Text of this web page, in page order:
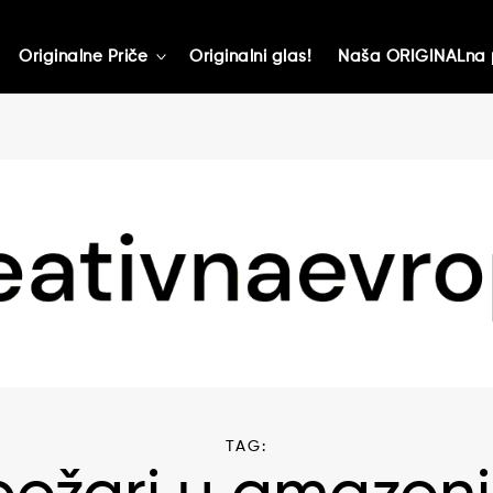
Originalne Priče toggle
Originalni glas! Naša
TAG: